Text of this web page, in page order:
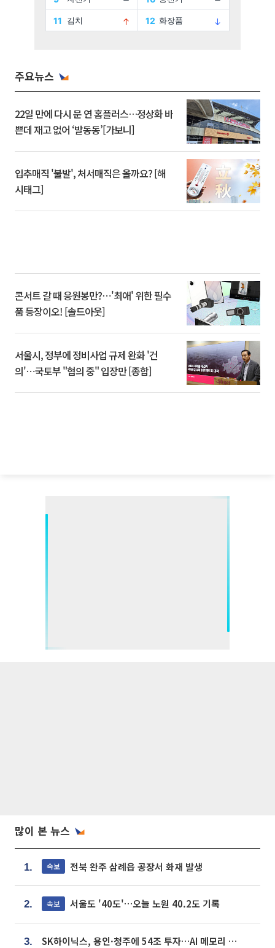
주요뉴스
22일 만에 다시 문 연 홈플러스…정상화 바
쁜데 재고 없어 ‘발동동’[가보니]
입추매직 '불발', 처서매직은 올까요? [해
시태그]
콘서트 갈 때 응원봉만?⋯'최애' 위한 필수
품 등장이오! [솔드아웃]
서울시, 정부에 정비사업 규제 완화 '건
의'⋯국토부 "협의 중" 입장만 [종합]
많이 본 뉴스
1. 속보 전북 완주 삼례읍 공장서 화재 발생
2. 속보 서울도 '40도'…오늘 노원 40.2도 기록
3. SK하이닉스, 용인·청주에 54조 투자…AI 메모리 생산기지 키운다